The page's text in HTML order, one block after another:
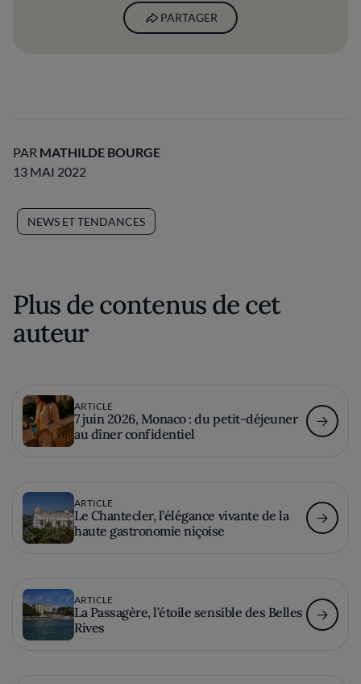
PARTAGER
PAR MATHILDE BOURGE
13 MAI 2022
NEWS ET TENDANCES
Plus de contenus de cet
auteur
ARTICLE
7 juin 2026, Monaco : du petit-déjeuner
au dîner confidentiel
ARTICLE
Le Chantecler, l’élégance vivante de la
haute gastronomie niçoise
ARTICLE
La Passagère, l’étoile sensible des Belles
Rives